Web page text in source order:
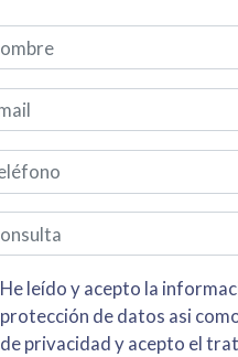
He leído y acepto la información básica sobre
protección de datos asi como el aviso legal y la política
de privacidad y acepto el tratamiento de mis datos para